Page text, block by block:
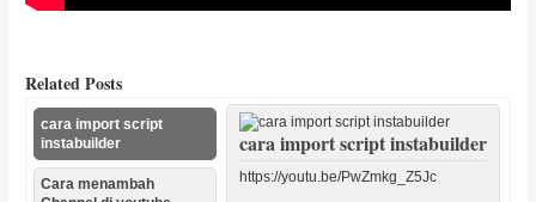
Related Posts
cara import script instabuilder
https://youtu.be/PwZmkg_Z5Jc
cara import script
instabuilder
Cara menambah